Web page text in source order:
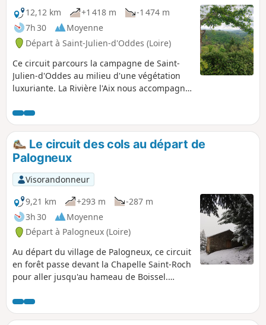
12,12 km
+1 418 m
-1 474 m
7h 30
Moyenne
Départ à Saint-Julien-d'Oddes (Loire)
Ce circuit parcours la campagne de Saint-
Julien-d'Oddes au milieu d'une végétation
luxuriante. La Rivière l'Aix nous accompagne
Chizonnet.
Le circuit des cols au départ de
Palogneux
Visorandonneur
9,21 km
+293 m
-287 m
3h 30
Moyenne
Départ à Palogneux (Loire)
Au départ du village de Palogneux, ce circuit
en forêt passe devant la Chapelle Saint-Roch
pour aller jusqu'au hameau de Boissel.
Col du Las et celui de la Grande Roue.